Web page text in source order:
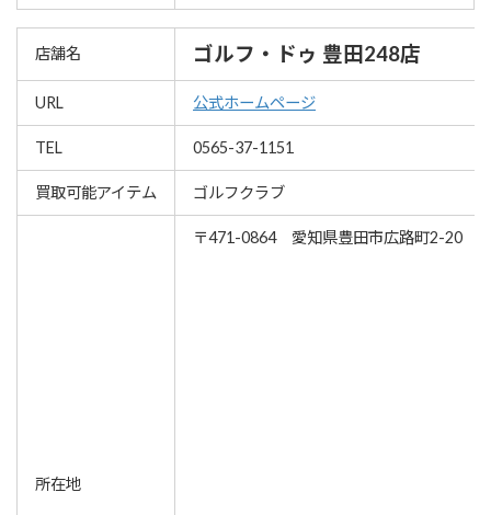
店舗名 ゴルフ・ドゥ 豊田248店
URL 公式ホームページ
TEL 0565-37-1151
買取可能アイテム ゴルフクラブ
所在地
〒471-0864 愛知県豊田市広路町2-20